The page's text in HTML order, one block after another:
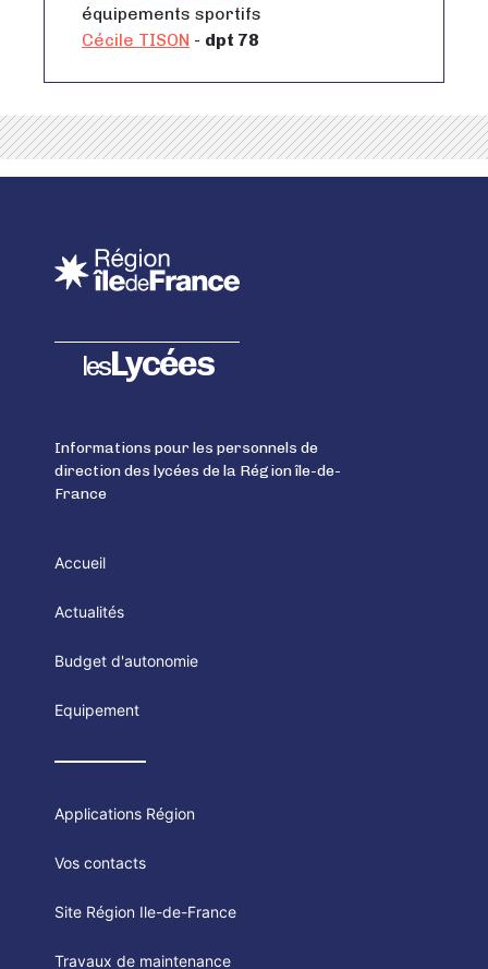
équipements sportifs
Cécile TISON - dpt 78
lesLycées
Informations pour les personnels de
direction des lycées de la Région île-de-
France
Accueil
Actualités
Budget d'autonomie
Equipement
Applications Région
Vos contacts
Site Région Ile-de-France
Travaux de maintenance